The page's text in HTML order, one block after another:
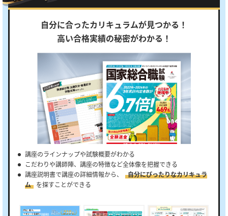
自分に合ったカリキュラムが見つかる！
高い合格実績の秘密がわかる！
講座のラインナップや試験概要がわかる
こだわりや講師陣、講座の特徴など全体像を把握できる
講座説明書で講座の詳細情報から、
自分にぴったりなカリキュラ
ム
を探すことができる